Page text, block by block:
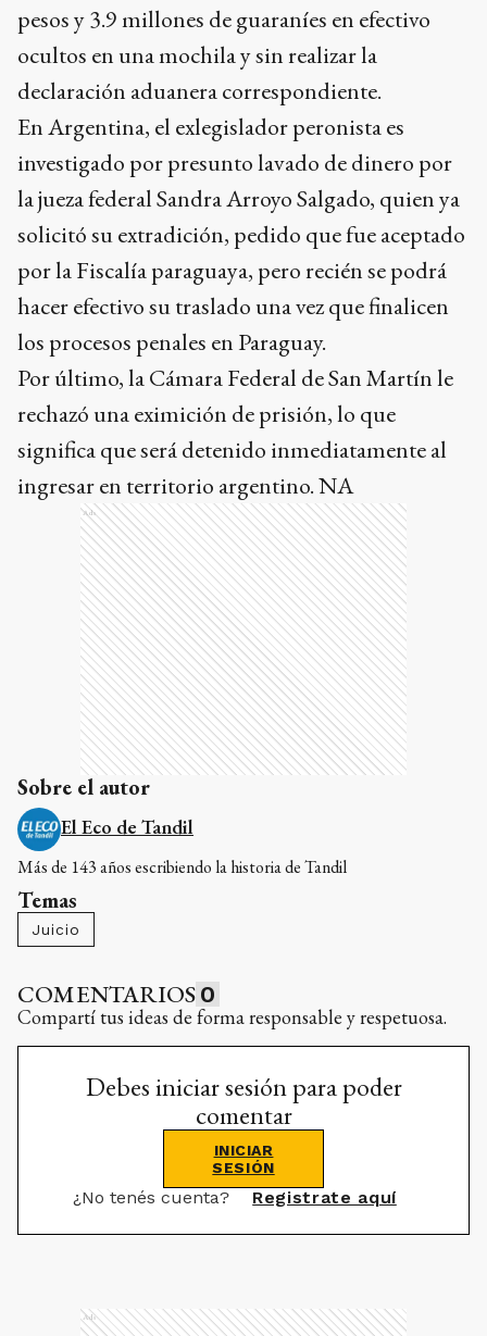
pesos y 3.9 millones de guaraníes en efectivo
ocultos en una mochila y sin realizar la
declaración aduanera correspondiente.
En Argentina, el exlegislador peronista es
investigado por presunto lavado de dinero por
la jueza federal Sandra Arroyo Salgado, quien ya
solicitó su extradición, pedido que fue aceptado
por la Fiscalía paraguaya, pero recién se podrá
hacer efectivo su traslado una vez que finalicen
los procesos penales en Paraguay.
Por último, la Cámara Federal de San Martín le
rechazó una eximición de prisión, lo que
significa que será detenido inmediatamente al
ingresar en territorio argentino. NA
Ads
Sobre el autor
El Eco de Tandil
Más de 143 años escribiendo la historia de Tandil
Temas
Juicio
COMENTARIOS 0
Compartí tus ideas de forma responsable y respetuosa.
Debes iniciar sesión para poder
comentar
INICIAR
SESIÓN
¿No tenés cuenta? Registrate aquí
Ads